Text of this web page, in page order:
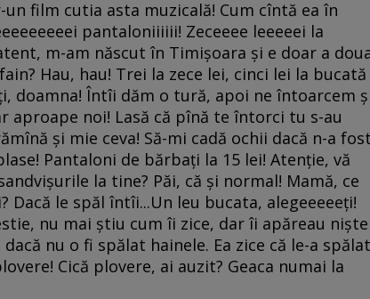
film cutia asta muzicală! Cum cîntă ea în
pantaloniiiiii! Zeceeee leeeeei la
m-am născut în Timişoara şi e doar a
Hau, hau! Trei la zece lei, cinci lei la bucată
doamna! Întîi dăm o tură, apoi ne întoarcem
aproape noi! Lasă că pînă te întorci tu s-au
şi mie ceva! Să-mi cadă ochii dacă n-a fost
Pantaloni de bărbaţi la 15 lei! Atenţie, vă
la tine? Păi, că şi normal! Mamă, ce
Dacă le spăl întîi...Un leu bucata, alegeeeeeţi!
nu mai ştiu cum îi zice, dar îi apăreau nişte
nu o fi spălat hainele. Ea zice că le-a
Cică plovere, ai auzit? Geaca numai la